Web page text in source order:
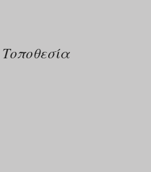
Τοποθεσία